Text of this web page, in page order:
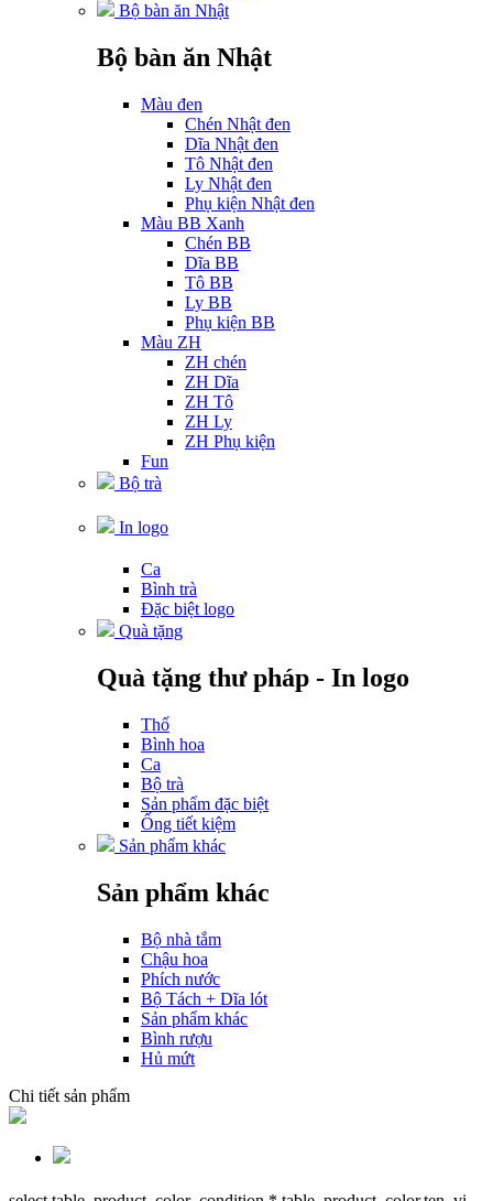
Bộ bàn ăn Nhật
Bộ bàn ăn Nhật
Màu đen
Chén Nhật đen
Dĩa Nhật đen
Tô Nhật đen
Ly Nhật đen
Phụ kiện Nhật đen
Màu BB Xanh
Chén BB
Dĩa BB
Tô BB
Ly BB
Phụ kiện BB
Màu ZH
ZH chén
ZH Dĩa
ZH Tô
ZH Ly
ZH Phụ kiện
Fun
Bộ trà
In logo
Ca
Bình trà
Đặc biệt logo
Quà tặng
Quà tặng thư pháp - In logo
Thố
Bình hoa
Ca
Bộ trà
Sản phẩm đặc biệt
Ống tiết kiệm
Sản phẩm khác
Sản phẩm khác
Bộ nhà tắm
Chậu hoa
Phích nước
Bộ Tách + Dĩa lót
Sản phẩm khác
Bình rượu
Hủ mứt
Chi tiết sản phẩm